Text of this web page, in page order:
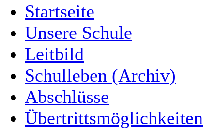
Startseite
Unsere Schule
Leitbild
Schulleben (Archiv)
Abschlüsse
Übertrittsmöglichkeiten